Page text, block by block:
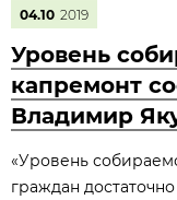
04.10 2019
Уровень
капремонт
Владимир
«Уровень
граждан